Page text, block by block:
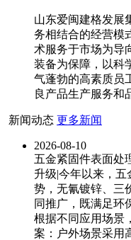
山东爱闽建格发展
务相结合的经营模
术服务于市场为导
装备为保障，以科
气蓬勃的高素质员
良产品生产服务和
新闻动态 更多新闻
2026-08-10
五金紧固件表面处
升级|今年以来，
势，无氰镀锌、三
同推广，既满足环
根据不同应用场景
案：户外场景采用